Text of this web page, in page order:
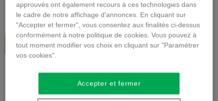
85,00 €inkl. MwSt.
In den Warenkorb
approuvés ont également recours à ces technologies dans
le cadre de notre affichage d'annonces. En cliquant sur
"Accepter et fermer", vous consentez aux finalités ci-dessus
conformément à notre politique de cookies. Vous pouvez à
tout moment modifier vos choix en cliquant sur "Paramétrer
vos cookies".
Accepter et fermer